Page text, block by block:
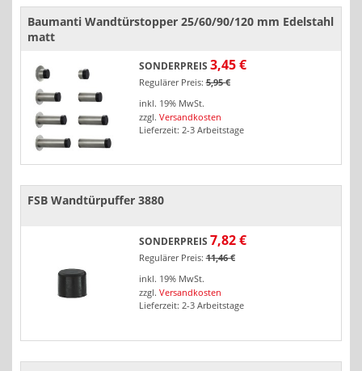
Baumanti Wandtürstopper 25/60/90/120 mm Edelstahl
matt
SONDERPREIS 3,45 €
Regulärer Preis: 5,95 €
inkl. 19% MwSt.
zzgl. Versandkosten
Lieferzeit: 2-3 Arbeitstage
FSB Wandtürpuffer 3880
SONDERPREIS 7,82 €
Regulärer Preis: 11,46 €
inkl. 19% MwSt.
zzgl. Versandkosten
Lieferzeit: 2-3 Arbeitstage